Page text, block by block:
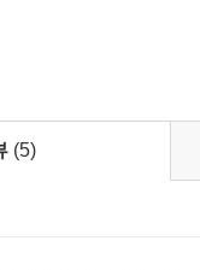
상한제 적용 요건을
화하고, 다주택자의
확대하고 3기 신도시
히 살펴본 후, 과거의
하는 이들은 물론 투
(5)